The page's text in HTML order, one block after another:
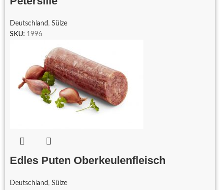
Deutschland , Sülze
SKU: 1996
Edles Puten Oberkeulenfleisch
Deutschland , Sülze